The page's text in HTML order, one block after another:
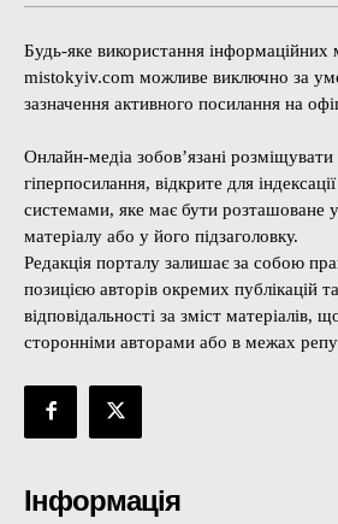
Будь-яке використання інформаційних
mistokyiv.com можливе виключно за
зазначення активного посилання на
Онлайн-медіа зобов’язані
гіперпосилання, відкрите для
системами, яке має бути розташоване
матеріалу або у його підзаголовку.
Редакція порталу залишає за собою
позицією авторів окремих публікацій
відповідальності за зміст матеріалів,
сторонніми авторами або в межах
Інформація